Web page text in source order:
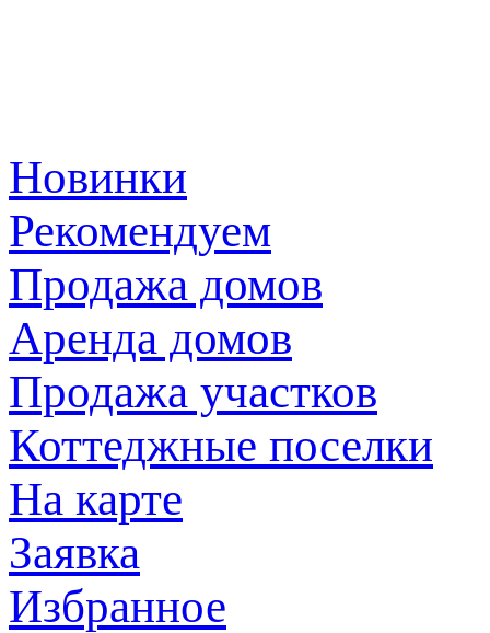
Новинки
Рекомендуем
Продажа домов
Аренда домов
Продажа участков
Коттеджные поселки
На карте
Заявка
Избранное